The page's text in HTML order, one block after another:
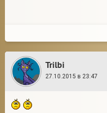
Trilbi
27.10.2015 в 23:47